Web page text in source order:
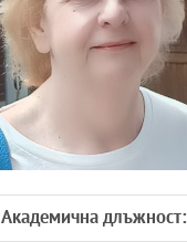
Академична длъжност: